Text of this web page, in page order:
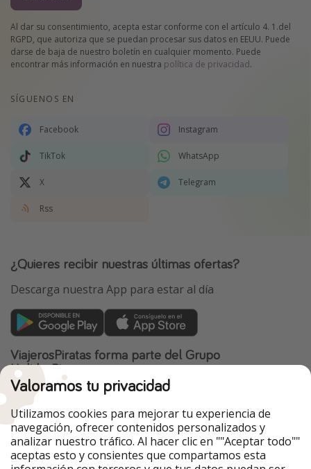
Al dar su consentimiento, acepta estar conforme con el artículo 4. 1.del
RGPD, que autoriza que se puedan procesar sus datos en EEUU. Puede
darse de baja de nuestro boletín en cualquier momento. Puede
encontrar más información en nuestra política de privacidad.
SÍGUENOS EN
Facebook Instagram
TikTok WhatsApp
X Telegram
Rss
¿Quieres recibir nuestras últimas ofertas?
Descarga nuestra App para estar al día
ViajerosPiratas forma parte del Grupo
HolidayPirates
Nuestros mercados
PiratinViaggio
HolidayPirates
VakantiePiraten
WakacyjniPiraci
VoyagesPirates
Ferienpiraten
Urlaubspiraten
Urlaubspiraten
Valoramos tu privacidad
Utilizamos cookies para mejorar tu experiencia de
navegación, ofrecer contenidos personalizados y
analizar nuestro tráfico. Al hacer clic en ""Aceptar todo""
aceptas esto y consientes que compartamos esta